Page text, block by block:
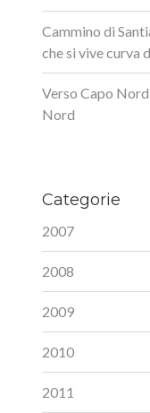
Cammino di
che si vive curva
Verso Capo
Nord
Categorie
2007
2008
2009
2010
2011